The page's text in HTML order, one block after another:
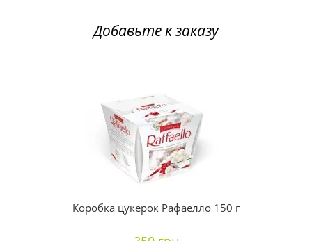
Добавьте к заказу
Коробка цукерок Рафаелло 150 г